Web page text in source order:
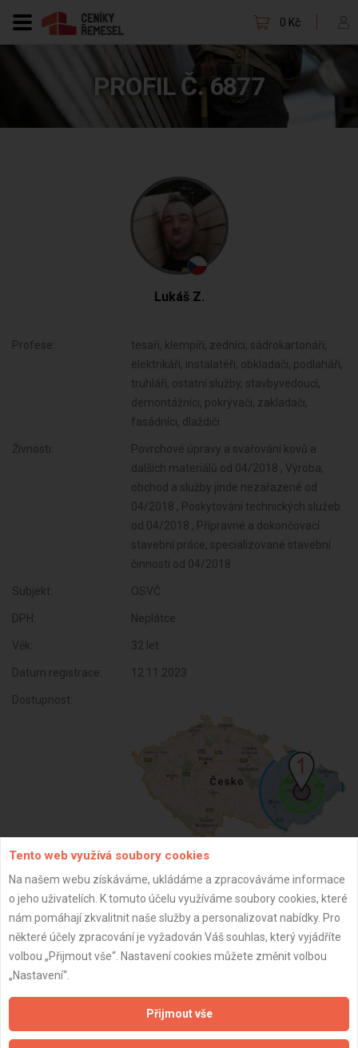
0 Kč
PROFIL Č. 6877
Lukáš Z.
Profese:
tesaři, klempíři, zedníci, sádrokartonáři,
elektrikáři, instalatéři, obkladači, podlaháři,
truhláři, ostatní služby, stavbyvedoucí,
demontážníci, pokrývači, zakladači,
fasádníci, dlaždiči
Živnosti:
Povrchové úpravy a svařování kovů a
dalších materiálů od 04/2018 , Výroba,
obchod a služby jinde nezařazené od
04/2018 , Poskytování technických služeb
od 04/2018 , Přípravné a dokončovací
stavební práce, specializované stavební
činnosti od 04/2018
Subjekt: OSVČ
DPH: Neplátce
Věk: 32 let
Datum registrace: 12.11.2023
Dostupnost:
ZPĚT
Aktualizováno z portálu ARES dne 02.12.2025 00:45:02
Důležité informace
Tento web využívá soubory cookies
Na našem webu získáváme, ukládáme a zpracováváme informace
o jeho uživatelích. K tomuto účelu využíváme soubory cookies, které
nám pomáhají zkvalitnit naše služby a personalizovat nabídky. Pro
některé účely zpracování je vyžadován Váš souhlas, který vyjádříte
volbou „Přijmout vše“. Nastavení cookies můžete změnit volbou
„Nastavení“.
Přijmout vše